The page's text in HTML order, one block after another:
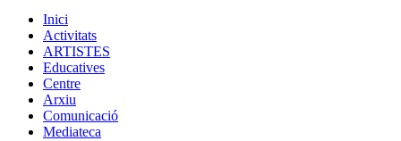
Inici
Activitats
ARTISTES
Educatives
Centre
Arxiu
Comunicació
Mediateca